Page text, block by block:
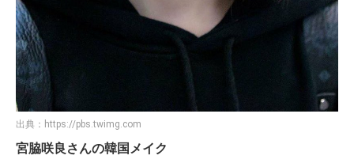
出典： https://pbs.twimg.com
宮脇咲良さんの韓国メイク